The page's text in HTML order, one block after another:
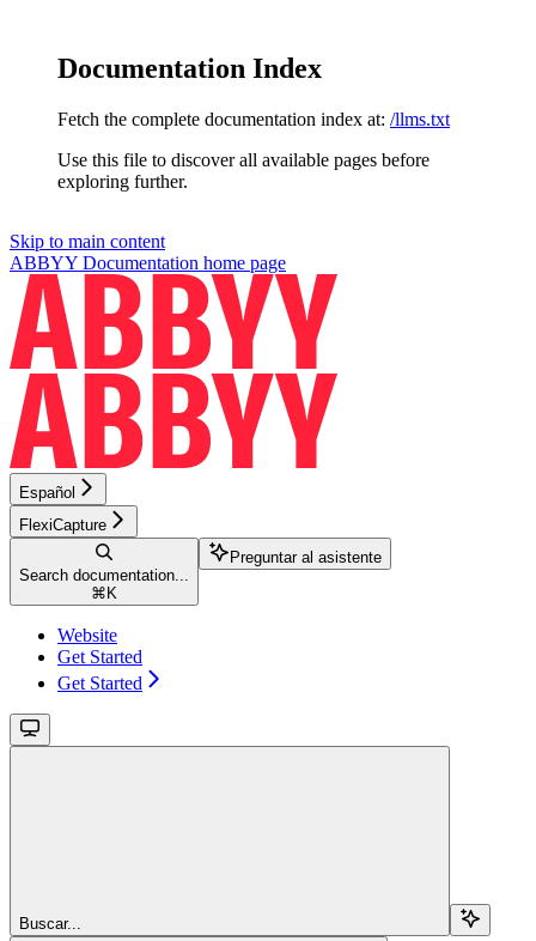
Documentation Index
Fetch the complete documentation index at: /llms.txt
Use this file to discover all available pages before
exploring further.
Skip to main content
ABBYY Documentation home page
Español
FlexiCapture
Search documentation...
⌘ K
Preguntar al asistente
Website
Get Started
Get Started
Buscar...